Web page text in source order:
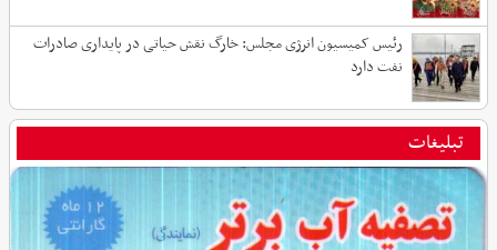
رئیس کمیسیون انرژی مجلس: خارگ نقش حیاتی در پایداری صادرات
نفت دارد
تبلیغات